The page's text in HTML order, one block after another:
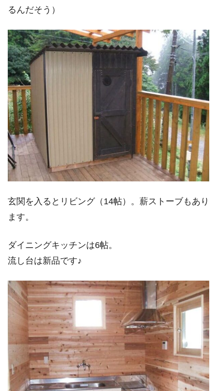
るんだそう）
玄関を入るとリビング（14帖）。薪ストーブもあり
ます。
ダイニングキッチンは6帖。
流し台は新品です♪